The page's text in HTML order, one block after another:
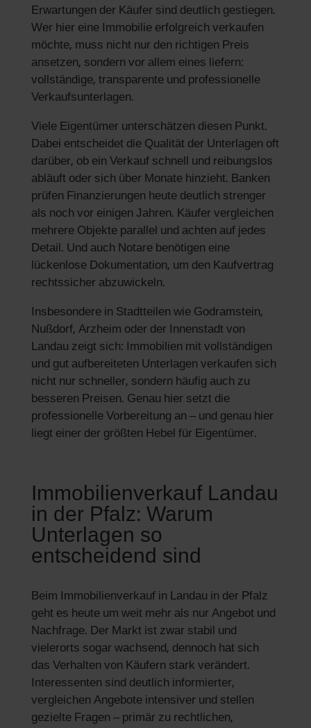
Erwartungen der Käufer sind deutlich gestiegen.
Wer hier eine Immobilie erfolgreich verkaufen
möchte, muss nicht nur den richtigen Preis
ansetzen, sondern vor allem eines liefern:
vollständige, transparente und professionelle
Verkaufsunterlagen.
Viele Eigentümer unterschätzen diesen Punkt.
Dabei entscheidet die Qualität der Unterlagen oft
darüber, ob ein Verkauf schnell und reibungslos
abläuft oder sich über Monate hinzieht. Banken
prüfen Finanzierungen heute deutlich strenger
als noch vor einigen Jahren. Käufer vergleichen
mehrere Objekte parallel und achten auf jedes
Detail. Und auch Notare benötigen eine
lückenlose Dokumentation, um den Kaufvertrag
rechtssicher abzuwickeln.
Insbesondere in Stadtteilen wie Godramstein,
Nußdorf, Arzheim oder der Innenstadt von
Landau zeigt sich: Immobilien mit vollständigen
und gut aufbereiteten Unterlagen verkaufen sich
nicht nur schneller, sondern häufig auch zu
besseren Preisen. Genau hier setzt die
professionelle Vorbereitung an – und genau hier
liegt einer der größten Hebel für Eigentümer.
Immobilienverkauf Landau
in der Pfalz: Warum
Unterlagen so
entscheidend sind
Beim Immobilienverkauf in Landau in der Pfalz
geht es heute um weit mehr als nur Angebot und
Nachfrage. Der Markt ist zwar stabil und
vielerorts sogar wachsend, dennoch hat sich
das Verhalten von Käufern stark verändert.
Interessenten sind deutlich informierter,
vergleichen Angebote intensiver und stellen
gezielte Fragen – primär zu rechtlichen,